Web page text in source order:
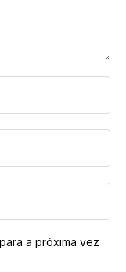
a próxima vez